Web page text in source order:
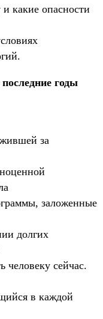
и какие опасности
годы
за
заложенные
долгих
человеку сейчас.
в каждой